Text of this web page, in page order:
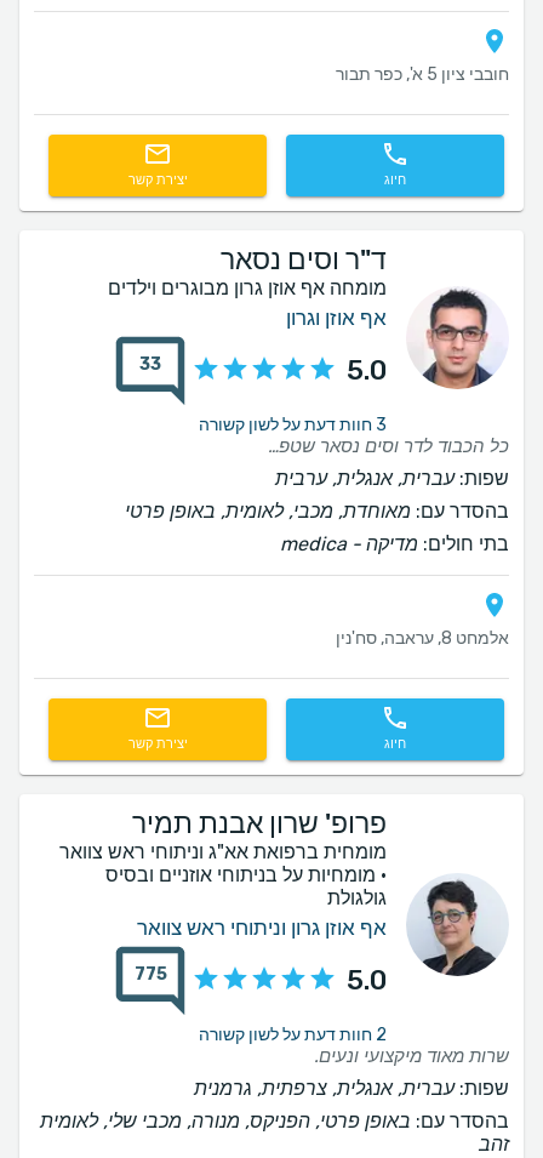
חובבי ציון 5 א', כפר תבור
חיוג יצירת קשר
ד"ר וסים נסאר
מומחה אף אוזן גרון מבוגרים וילדים
אף אוזן וגרון
5.0
33
3 חוות דעת על לשון קשורה
כל הכבוד לדר וסים נסאר שטפל בי בזמן ממש מקצועי מאוד וממליץ עליו .הוא היחידי שעזר לי בהחלמת האוזן ..כל הכבוד
שפות:עברית, אנגלית, ערבית
בהסדר עם: מאוחדת, מכבי, לאומית, באופן פרטי
בתי חולים: ‫מדיקה - medica
אלמחט 8, עראבה, סח'נין
חיוג יצירת קשר
פרופ' שרון אבנת תמיר
מומחית ברפואת אא"ג וניתוחי ראש צוואר
· מומחיות על בניתוחי אוזניים ובסיס
גולגולת
אף אוזן גרון וניתוחי ראש צוואר
5.0
775
2 חוות דעת על לשון קשורה
שרות מאוד מיקצועי ונעים.
שפות:עברית, אנגלית, צרפתית, גרמנית
בהסדר עם: באופן פרטי, הפניקס, מנורה, מכבי שלי, לאומית
זהב